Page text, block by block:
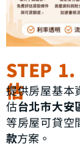
STEP
估
提供房屋基本
估台北市大安
等房屋可貸空
款方案。